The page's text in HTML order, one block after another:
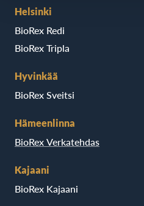
Helsinki
BioRex Redi
BioRex Tripla
Hyvinkää
BioRex Sveitsi
Hämeenlinna
BioRex Verkatehdas
Kajaani
BioRex Kajaani